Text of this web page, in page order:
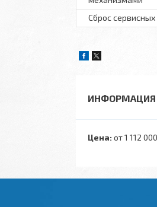
Сброс
ИНФОРМАЦИЯ
Цена: от 1 112